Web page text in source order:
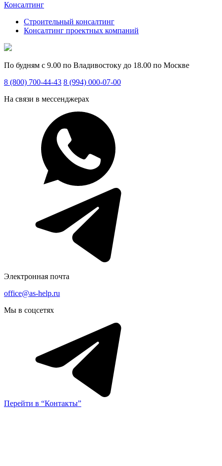
Консалтинг
Строительный консалтинг
Консалтинг проектных компаний
По будням с 9.00 по Владивостоку до 18.00 по Москве
8 (800) 700-44-43 8 (994) 000-07-00
На связи в мессенджерах
Электронная почта
office@as-help.ru
Мы в соцсетях
Перейти в “Контакты”